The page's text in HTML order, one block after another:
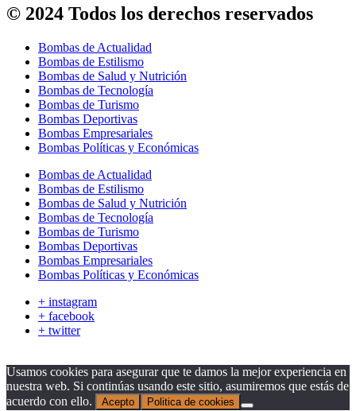
© 2024 Todos los derechos reservados
Bombas de Actualidad
Bombas de Estilismo
Bombas de Salud y Nutrición
Bombas de Tecnología
Bombas de Turismo
Bombas Deportivas
Bombas Empresariales
Bombas Políticas y Económicas
Bombas de Actualidad
Bombas de Estilismo
Bombas de Salud y Nutrición
Bombas de Tecnología
Bombas de Turismo
Bombas Deportivas
Bombas Empresariales
Bombas Políticas y Económicas
+ instagram
+ facebook
+ twitter
Usamos cookies para asegurar que te damos la mejor experiencia en
nuestra web. Si continúas usando este sitio, asumiremos que estás de
acuerdo con ello.
Acepto Politica de cookies